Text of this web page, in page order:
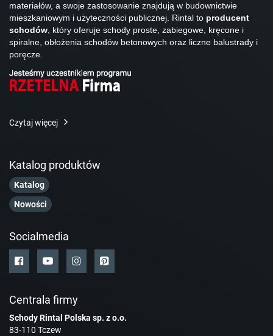
materiałów, a swoje zastosowanie znajdują w budownictwie
mieszkaniowym i użyteczności publicznej. Rintal to producent
schodów, który oferuje schody proste, zabiegowe, kręcone i
spiralne, obłożenia schodów betonowych oraz liczne balustrady i
poręcze.
Czytaj więcej
Katalog produktów
Katalog
Nowości
Socialmedia
Centrala firmy
Schody Rintal Polska sp. z o.o.
83-110 Tczew